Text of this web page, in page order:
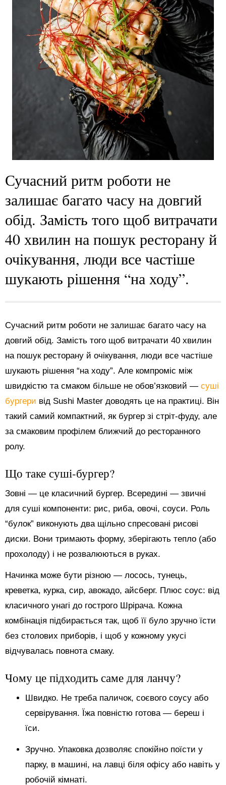
Сучасний ритм роботи не
залишає багато часу на довгий
обід. Замість того щоб витрачати
40 хвилин на пошук ресторану й
очікування, люди все частіше
шукають рішення “на ходу”.
Сучасний ритм роботи не залишає багато часу на
довгий обід. Замість того щоб витрачати 40 хвилин
на пошук ресторану й очікування, люди все частіше
шукають рішення “на ходу”. Але компроміс між
швидкістю та смаком більше не обов’язковий — суші
бургери від Sushi Master доводять це на практиці. Він
такий самий компактний, як бургер зі стріт-фуду, але
за смаковим профілем ближчий до ресторанного
ролу.
Що таке суші-бургер?
Зовні — це класичний бургер. Всередині — звичні
для суші компоненти: рис, риба, овочі, соуси. Роль
“булок” виконують два щільно спресовані рисові
диски. Вони тримають форму, зберігають тепло (або
прохолоду) і не розвалюються в руках.
Начинка може бути різною — лосось, тунець,
креветка, курка, сир, авокадо, айсберг. Плюс соус: від
класичного унагі до гострого Шрірача. Кожна
комбінація підбирається так, щоб її було зручно їсти
без столових приборів, і щоб у кожному укусі
відчувалась повнота смаку.
Чому це підходить саме для ланчу?
Швидко. Не треба паличок, соєвого соусу або
сервірування. Їжа повністю готова — береш і
їси.
Зручно. Упаковка дозволяє спокійно поїсти у
парку, в машині, на лавці біля офісу або навіть у
робочій кімнаті.